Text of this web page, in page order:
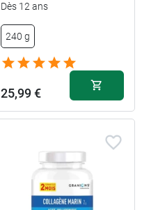
Dès 12 ans
240 g
25,99 €